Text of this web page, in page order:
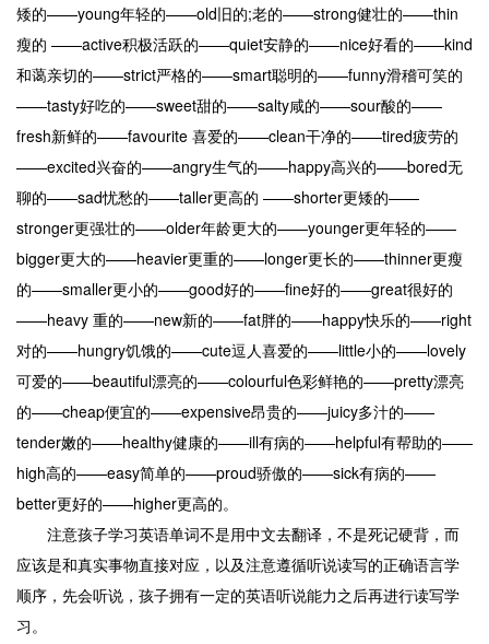
矮的——young年轻的——old旧的;老的——strong健壮的——thin
瘦的 ——active积极活跃的——quiet安静的——nice好看的——kind
和蔼亲切的——strict严格的——smart聪明的——funny滑稽可笑的
——tasty好吃的——sweet甜的——salty咸的——sour酸的——
fresh新鲜的——favourite 喜爱的——clean干净的——tired疲劳的
——excited兴奋的——angry生气的——happy高兴的——bored无
聊的——sad忧愁的——taller更高的 ——shorter更矮的——
stronger更强壮的——older年龄更大的——younger更年轻的——
bigger更大的——heavier更重的——longer更长的——thinner更瘦
的——smaller更小的——good好的——fine好的——great很好的
——heavy 重的——new新的——fat胖的——happy快乐的——right
对的——hungry饥饿的——cute逗人喜爱的——little小的——lovely
可爱的——beautiful漂亮的——colourful色彩鲜艳的——pretty漂亮
的——cheap便宜的——expensive昂贵的——juicy多汁的——
tender嫩的——healthy健康的——ill有病的——helpful有帮助的——
high高的——easy简单的——proud骄傲的——sick有病的——
better更好的——higher更高的。
注意孩子学习英语单词不是用中文去翻译，不是死记硬背，而
应该是和真实事物直接对应，以及注意遵循听说读写的正确语言学
顺序，先会听说，孩子拥有一定的英语听说能力之后再进行读写学
习。